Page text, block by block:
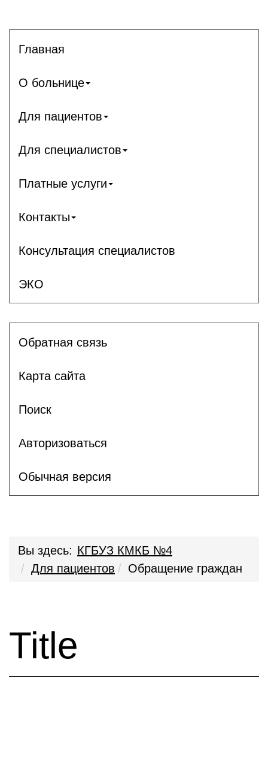
Главная
О больнице
Для пациентов
Для специалистов
Платные услуги
Контакты
Консультация специалистов
ЭКО
Обратная связь
Карта сайта
Поиск
Авторизоваться
Обычная версия
Вы здесь: КГБУЗ КМКБ №4
Для пациентов
Обращение граждан
Title